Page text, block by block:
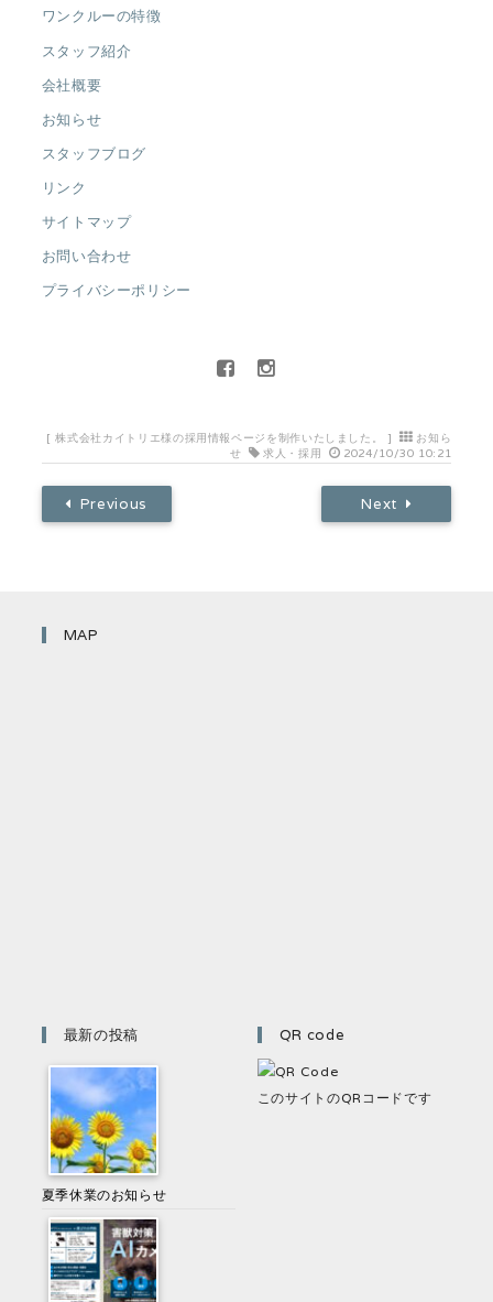
ワンクルーの特徴
スタッフ紹介
会社概要
お知らせ
スタッフブログ
リンク
サイトマップ
お問い合わせ
プライバシーポリシー
[株式会社カイトリエ様の採用情報ページを制作いたしました。 ]
お知ら
せ
求人・採用 2024/10/30 10:21
Previous Next
MAP
最新の投稿
夏季休業のお知らせ
QR code
このサイトのQRコードです